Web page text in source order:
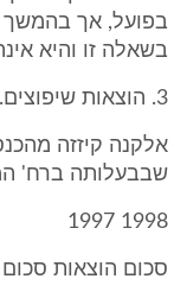
בפועל, אך בהמשך
בשאלה זו והיא
3. הוצאות שיפוצים.
אלקנה קיזזה
שבבעלותה ברח'
1998 1997
סכום הוצאות